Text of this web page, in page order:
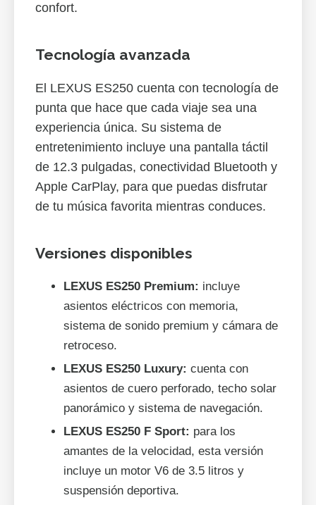
confort.
Tecnología avanzada
El LEXUS ES250 cuenta con tecnología de
punta que hace que cada viaje sea una
experiencia única. Su sistema de
entretenimiento incluye una pantalla táctil
de 12.3 pulgadas, conectividad Bluetooth y
Apple CarPlay, para que puedas disfrutar
de tu música favorita mientras conduces.
Versiones disponibles
LEXUS ES250 Premium: incluye
asientos eléctricos con memoria,
sistema de sonido premium y cámara de
retroceso.
LEXUS ES250 Luxury: cuenta con
asientos de cuero perforado, techo solar
panorámico y sistema de navegación.
LEXUS ES250 F Sport: para los
amantes de la velocidad, esta versión
incluye un motor V6 de 3.5 litros y
suspensión deportiva.